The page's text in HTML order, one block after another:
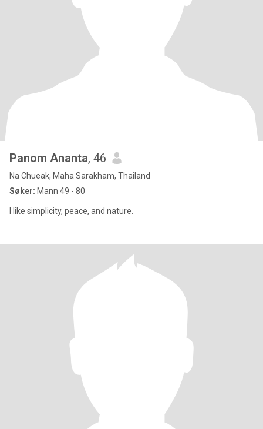
Panom Ananta, 46
Na Chueak, Maha Sarakham, Thailand
Søker: Mann 49 - 80
I like simplicity, peace, and nature.